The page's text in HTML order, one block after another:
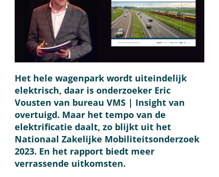
Het hele wagenpark wordt uiteindelijk
elektrisch, daar is onderzoeker Eric
Vousten van bureau VMS | Insight van
overtuigd. Maar het tempo van de
elektrificatie daalt, zo blijkt uit het
Nationaal Zakelijke Mobiliteitsonderzoek
2023. En het rapport biedt meer
verrassende uitkomsten.